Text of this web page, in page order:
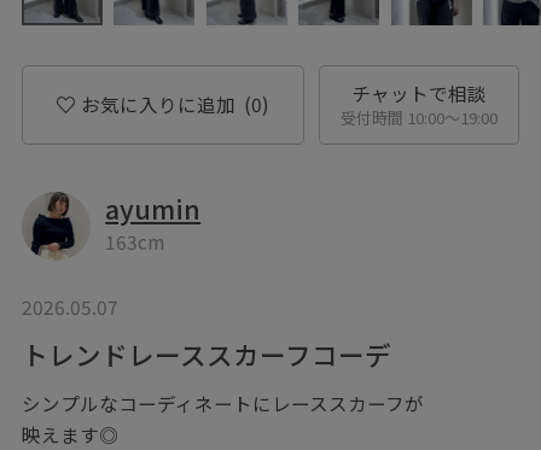
お気に入りに追加 (0) チャットで相談
受付時間 10:00〜19:00
ayumin
163cm
2026.05.07
トレンドレーススカーフコーデ
シンプルなコーディネートにレーススカーフが
映えます◎